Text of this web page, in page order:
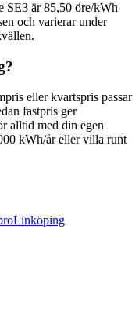
SE3 är 85,50 öre/kWh
och varierar under
eller kvartspris passar
fastpris ger
alltid med din egen
kWh/år eller villa runt
Linköping